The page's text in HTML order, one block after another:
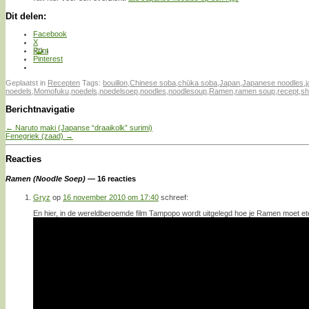
Dit delen:
Facebook
X
Print
Pinterest
Geplaatst in Recepten Tags: bouillon,Chinese soba,chūka soba,Japan,Japanese noodles,
noedels, Momofuku,noedels,noedelsoep,noodles,noodlesoup, Ramen,ramen soup,recept,
Berichtnavigatie
← Naruto maki (Japanse “draaikolk” surimi)
Fenegriek (zaad) →
Reacties
Ramen (Noodle Soep) — 16 reacties
Gryz op 16 november 2010 om 17:40 schreef:
En hier, in de wereldberoemde film Tampopo wordt uitgelegd hoe je Ramen moet